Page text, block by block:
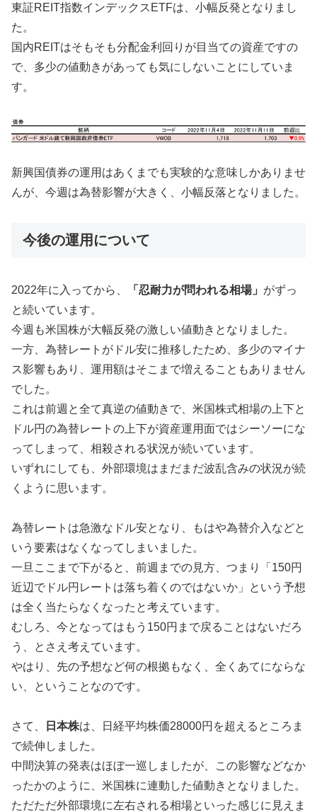
東証REIT指数インデックスETFは、小幅反発となりまし
た。
国内REITはそもそも分配金利回りが目当ての資産ですの
で、多少の値動きがあっても気にしないことにしていま
す。
新興国債券の運用はあくまでも実験的な意味しかありませ
んが、今週は為替影響が大きく、小幅反落となりました。
今後の運用について
2022年に入ってから、 「忍耐力が問われる相場」 がずっ
と続いています。
今週も米国株が大幅反発の激しい値動きとなりました。
一方、為替レートがドル安に推移したため、多少のマイナ
ス影響もあり、運用額はそこまで増えることもありません
でした。
これは前週と全て真逆の値動きで、米国株式相場の上下と
ドル円の為替レートの上下が資産運用面ではシーソーにな
ってしまって、相殺される状況が続いています。
いずれにしても、外部環境はまだまだ波乱含みの状況が続
くように思います。
為替レートは急激なドル安となり、もはや為替介入などと
いう要素はなくなってしまいました。
一旦ここまで下がると、前週までの見方、つまり「150円
近辺でドル円レートは落ち着くのではないか」という予想
は全く当たらなくなったと考えています。
むしろ、今となってはもう150円まで戻ることはないだろ
う、とさえ考えています。
やはり、先の予想など何の根拠もなく、全くあてにならな
い、ということなのです。
さて、 日本株は、日経平均株価28000円を超えるところま
で続伸しました。
中間決算の発表はほぼ一巡しましたが、この影響などなか
ったかのように、米国株に連動した値動きとなりました。
ただただ外部環境に左右される相場といった感じに見えま